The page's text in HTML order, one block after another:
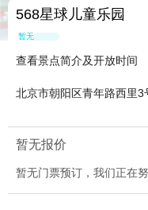
568星球儿童乐园
暂无点评
查看景点简介及开放时间
北京市朝阳区青年路西里
暂无报价
暂无门票预订，我们正在